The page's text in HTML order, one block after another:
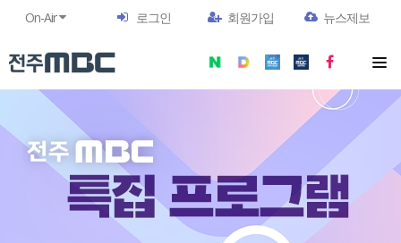
On-Air 로그인 회원가입 뉴스제보